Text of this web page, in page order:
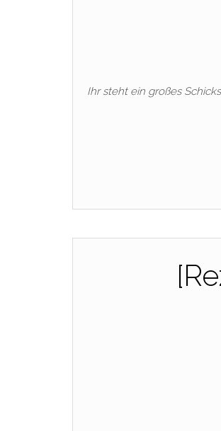
Ihr steht ein großes